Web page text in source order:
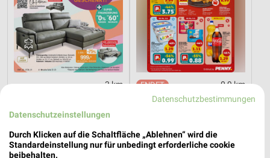
3 km
Gültig bis Sa. 29.08.
0,9 km
Angebote ab 03.08.
toom Baumarkt XXXLutz
Datenschutzbestimmungen
Datenschutzeinstellungen
Durch Klicken auf die Schaltfläche „Ablehnen“ wird die
Standardeinstellung nur für unbedingt erforderliche cookie
beibehalten.